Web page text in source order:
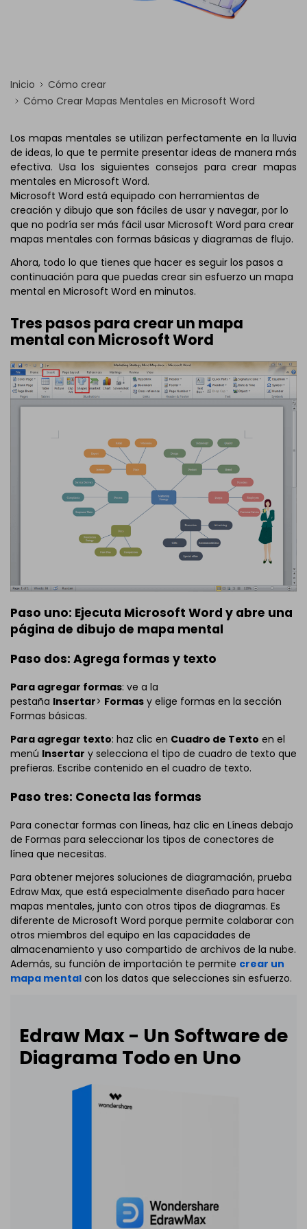
Inicio
Cómo crear
Cómo Crear Mapas Mentales en Microsoft Word
Los mapas mentales se utilizan perfectamente en la lluvia
de ideas, lo que te permite presentar ideas de manera más
efectiva. Usa los siguientes consejos para crear mapas
mentales en Microsoft Word.
Microsoft Word está equipado con herramientas de
creación y dibujo que son fáciles de usar y navegar, por lo
que no podría ser más fácil usar Microsoft Word para crear
mapas mentales con formas básicas y diagramas de flujo.
Ahora, todo lo que tienes que hacer es seguir los pasos a
continuación para que puedas crear sin esfuerzo un mapa
mental en Microsoft Word en minutos.
Tres pasos para crear un mapa
mental con Microsoft Word
Paso uno: Ejecuta Microsoft Word y abre una
página de dibujo de mapa mental
Paso dos: Agrega formas y texto
Para agregar formas: ve a la
pestaña Insertar> Formas y elige formas en la sección
Formas básicas.
Para agregar texto: haz clic en Cuadro de Texto en el
menú Insertar y selecciona el tipo de cuadro de texto que
prefieras. Escribe contenido en el cuadro de texto.
Paso tres: Conecta las formas
Para conectar formas con líneas, haz clic en Líneas debajo
de Formas para seleccionar los tipos de conectores de
línea que necesitas.
Para obtener mejores soluciones de diagramación, prueba
Edraw Max, que está especialmente diseñado para hacer
mapas mentales, junto con otros tipos de diagramas. Es
diferente de Microsoft Word porque permite colaborar con
otros miembros del equipo en las capacidades de
almacenamiento y uso compartido de archivos de la nube.
Además, su función de importación te permite crear un
mapa mental con los datos que selecciones sin esfuerzo.
Edraw Max - Un Software de
Diagrama Todo en Uno